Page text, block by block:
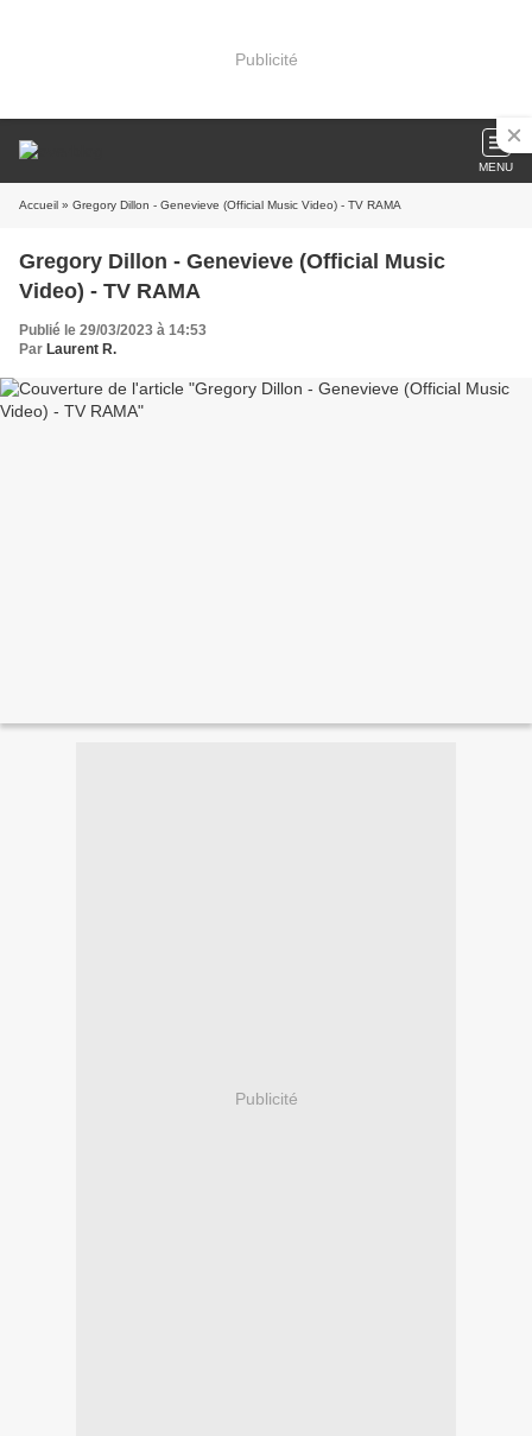
Publicité
MENU
Accueil » Gregory Dillon - Genevieve (Official Music Video) - TV RAMA
Gregory Dillon - Genevieve (Official Music
Video) - TV RAMA
Publié le 29/03/2023 à 14:53
Par Laurent R.
Publicité